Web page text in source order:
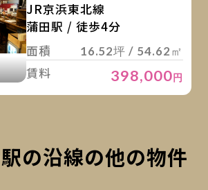
JR京浜東北線
蒲田駅 / 徒歩4分
面積
16.52坪 / 54.62㎡
賃料 398,000円
の沿線の他の物件